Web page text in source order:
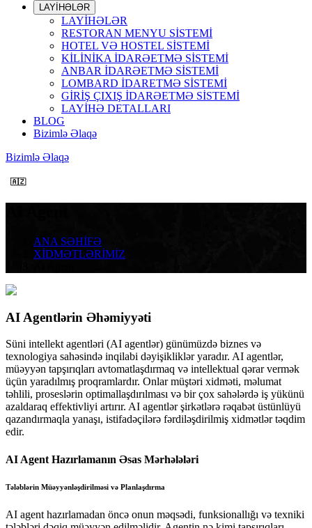
LAYİHƏLƏR
LAYİHƏLƏR
RESTORAN MENYU SİSTEMİ
HOTEL VƏ HOSTEL SİSTEMİ
KİLİNİKA İDARƏETMƏ SİSTEMİ
ANBAR İDARƏETMƏ SİSTEMİ
LOMBARD İDARETMƏ SİSTEMİ
GİRİŞ ÇIXIŞ İDARƏETMƏ SİSTEMİ
LAYİHƏ DETALLARI
BLOG
Bizimlə Əlaqə
Bizimlə Əlaqə
🇦🇿
ANA SƏHİFƏ
XİDMƏTLƏRİMİZ
AI Agentlərin Əhəmiyyəti
Süni intellekt agentləri (AI agentlər) günümüzdə biznes və
texnologiya sahəsində inqilabi dəyişikliklər yaradır. AI agentlər,
müəyyən tapşırıqları avtomatlaşdırmaq və intellektual qərar vermək
üçün yaradılmış proqramlardır. Onlar müştəri xidməti, məlumat
təhlili, proseslərin optimallaşdırılması və bir çox sahələrdə iş yükünü
azaldaraq effektivliyi artırır. AI agentlər şirkətlərə rəqabət üstünlüyü
qazandırmaqla yanaşı, istifadəçilərə fərdiləşdirilmiş xidmətlər təqdim
edir.
AI Agent Hazırlamanın Əsas Mərhələləri
Tələblərin Müəyyənləşdirilməsi və Planlaşdırma
AI agent hazırlamadan öncə onun məqsədi, funksionallığı və texniki